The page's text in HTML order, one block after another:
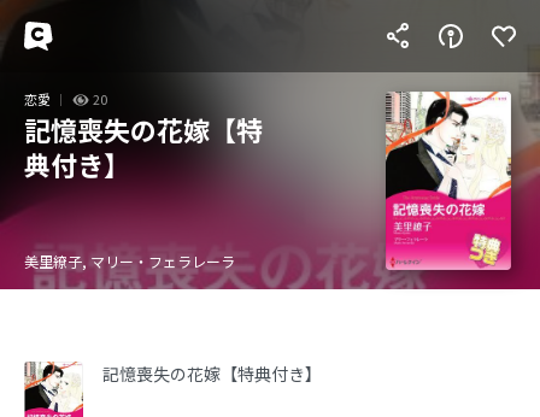
恋愛 20
記憶喪失の花嫁【特
典付き】
美里繚子, マリー・フェラレーラ
記憶喪失の花嫁【特典付き】